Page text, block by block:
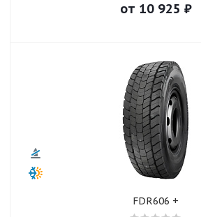
от 10 925 ₽
FDR606 +